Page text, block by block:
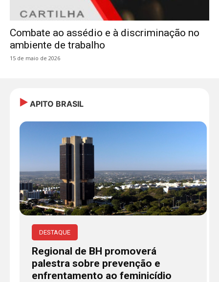
Combate ao assédio e à discriminação no
ambiente de trabalho
15 de maio de 2026
APITO BRASIL
Regional de BH promoverá
palestra sobre prevenção e
enfrentamento ao feminicídio
DESTAQUE